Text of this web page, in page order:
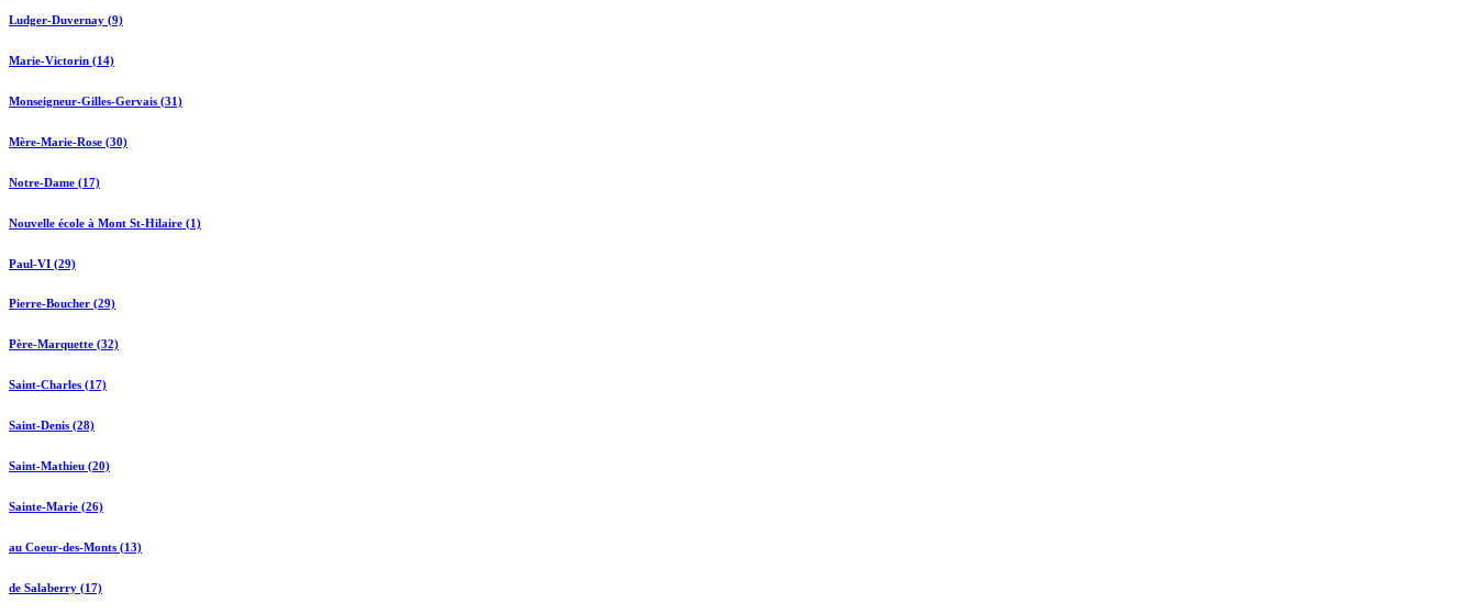
Ludger-Duvernay (9)
Marie-Victorin (14)
Monseigneur-Gilles-Gervais (31)
Mère-Marie-Rose (30)
Notre-Dame (17)
Nouvelle école à Mont St-Hilaire (1)
Paul-VI (29)
Pierre-Boucher (29)
Père-Marquette (32)
Saint-Charles (17)
Saint-Denis (28)
Saint-Mathieu (20)
Sainte-Marie (26)
au Coeur-des-Monts (13)
de Salaberry (17)